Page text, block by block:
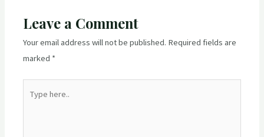
Leave a Comment
Your email address will not be published. Required fields are
marked *
here..